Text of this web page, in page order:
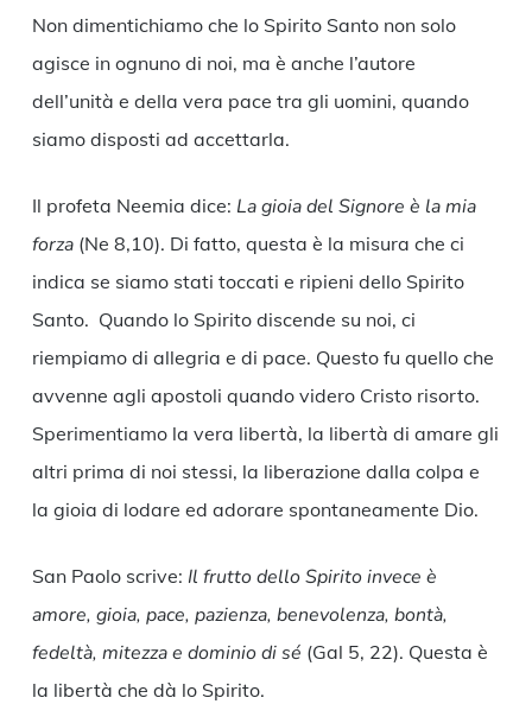
Non dimentichiamo che lo Spirito Santo non solo
agisce in ognuno di noi, ma è anche l’autore
dell’unità e della vera pace tra gli uomini, quando
siamo disposti ad accettarla.
Il profeta Neemia dice: La gioia del Signore è la mia
forza(Ne 8,10). Di fatto, questa è la misura che ci
indica se siamo stati toccati e ripieni dello Spirito
Santo. Quando lo Spirito discende su noi, ci
riempiamo di allegria e di pace. Questo fu quello che
avvenne agli apostoli quando videro Cristo risorto.
Sperimentiamo la vera libertà, la libertà di amare gli
altri prima di noi stessi, la liberazione dalla colpa e
la gioia di lodare ed adorare spontaneamente Dio.
San Paolo scrive: Il frutto dello Spirito invece è
amore, gioia, pace, pazienza, benevolenza, bontà,
fedeltà, mitezza e dominio di sé (Gal 5, 22). Questa è
la libertà che dà lo Spirito.